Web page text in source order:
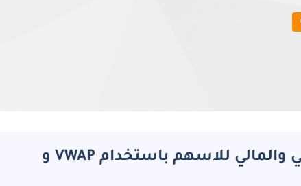
برنامج مهارات التحليل الفني والمالي للاسهم باستخدام VWAP و